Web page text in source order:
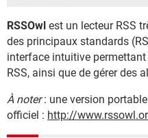
RSSOwl est un lecteur RSS
des principaux standards
interface intuitive
RSS, ainsi que de gérer des
À noter: une version
officiel : http://